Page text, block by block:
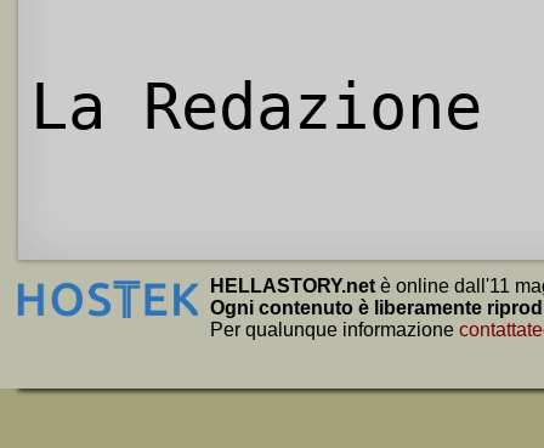
La Redazione
HELLASTORY.net è online dall'11
Ogni contenuto è liberamente
Per qualunque informazione